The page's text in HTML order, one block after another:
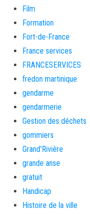
Film
Formation
Fort-de-France
France services
FRANCESERVICES
fredon martinique
gendarme
gendarmerie
Gestion des déchets
gommiers
Grand'Rivière
grande anse
gratuit
Handicap
Histoire de la ville